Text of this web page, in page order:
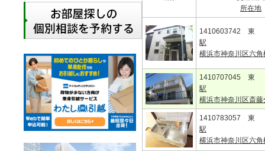
所在地
1410603742 東
駅
横浜市神奈川区六
1410707045 東
駅
横浜市神奈川区斎藤
1410783057 東
駅
横浜市神奈川区六